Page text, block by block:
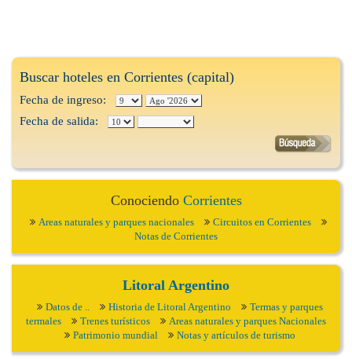
Buscar hoteles en Corrientes (capital)
Fecha de ingreso:
Fecha de salida:
Conociendo Corrientes
Areas naturales y parques nacionales
Circuitos en Corrientes
Notas de Corrientes
Litoral Argentino
Datos de .. Historia de Litoral Argentino
Termas y parques
termales
Trenes turísticos
Areas naturales y parques Nacionales
Patrimonio mundial
Notas y artículos de turismo